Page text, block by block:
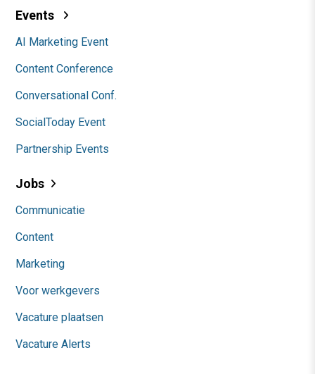
Events
AI Marketing Event
Content Conference
Conversational Conf.
SocialToday Event
Partnership Events
Jobs
Communicatie
Content
Marketing
Voor werkgevers
Vacature plaatsen
Vacature Alerts